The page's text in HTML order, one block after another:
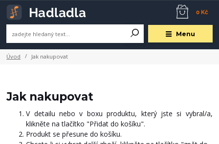
Menu
0 Kč
Úvod Jak nakupovat
Jak nakupovat
V detailu nebo v boxu produktu, který jste si vybral/a,
klikněte na tlačítko "Přidat do košíku".
Produkt se přesune do košíku.